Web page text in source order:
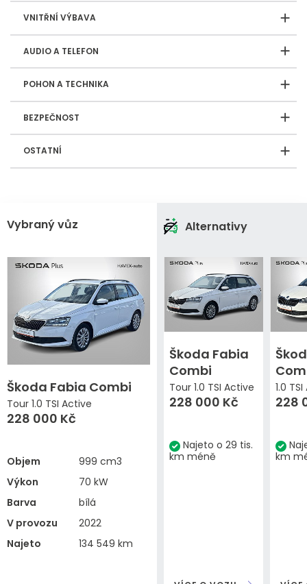
VNITŘNÍ VÝBAVA
AUDIO A TELEFON
POHON A TECHNIKA
BEZPEČNOST
OSTATNÍ
Vybraný vůz Alternativy
Škoda Fabia Combi
Tour 1.0 TSI Active
228 000 Kč
Objem
Výkon
Barva
V provozu
Najeto
999 cm3
70 kW
bílá
2022
134 549 km
Škoda Fabia
Combi
Tour 1.0 TSI Active
228 000 Kč
Najeto o 29 tis.
km méně
1.0
228
km